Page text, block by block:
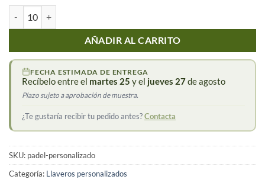
AÑADIR AL CARRITO
FECHA ESTIMADA DE ENTREGA
Recíbelo entre el martes 25 y el jueves 27de agosto
Plazo sujeto a aprobación de muestra.
¿Te gustaría recibir tu pedido antes?Contacta
SKU: padel-personalizado
Categoría: Llaveros personalizados